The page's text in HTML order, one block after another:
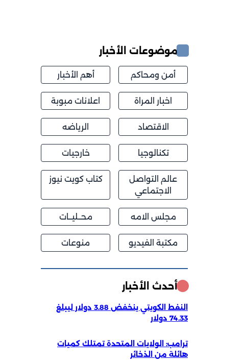
موضوعات الأخبار
أمن ومحاكم أهم الأخبار
اخبار المراة اعلانات مبوبة
الاقتصاد الرياضه
تكنالوجيا خارجيات
عالم التواصل
الاجتماعي
كتاب كويت نيوز
مجلس الامه محــليــات
مكتبة الفيديو منوعات
أحدث الأخبار
النفط الكويتي ينخفض 3.88 دولار ليبلغ
74.33 دولار
ترامب: الولايات المتحدة تمتلك كميات
هائلة من الذخائر